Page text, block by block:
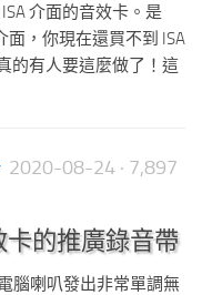
ISA 介面的音效卡。是
面，你現在還買不到 ISA
的有人要這麼做了！這
2020-08-24 · 7,897
的推廣錄音帶
腦喇叭發出非常單調無